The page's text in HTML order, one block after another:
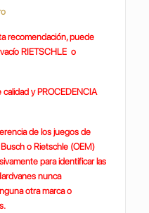
recomendación, puede
RIETSCHLE o
y PROCEDENCIA
de los juegos de
o Rietschle (OEM)
para identificar las
nunca
otra marca o